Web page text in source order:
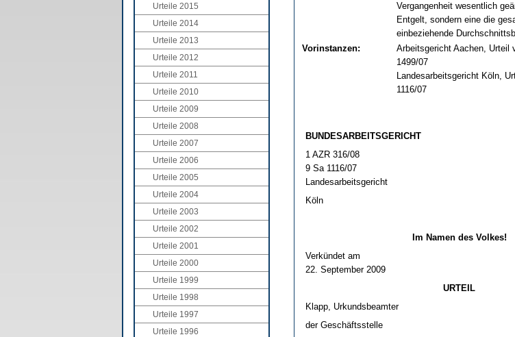
Urteile 2015
Urteile 2014
Urteile 2013
Urteile 2012
Urteile 2011
Urteile 2010
Urteile 2009
Urteile 2008
Urteile 2007
Urteile 2006
Urteile 2005
Urteile 2004
Urteile 2003
Urteile 2002
Urteile 2001
Urteile 2000
Urteile 1999
Urteile 1998
Urteile 1997
Urteile 1996
Vergangenheit wesentlich
Entgelt, sondern eine die
einbeziehende
Vorinstanzen:
Arbeitsgericht Aachen, Urteil
1499/07
Landesarbeitsgericht Köln,
1116/07
BUN­DES­AR­BEITS­GERICHT
1 AZR 316/08
9 Sa 1116/07
Lan­des­ar­beits­ge­richt
Köln
Im Na­men des Vol­kes!
Verkündet am
22. Sep­tem­ber 2009
UR­TEIL
Klapp, Ur­kunds­be­am­ter
der Geschäfts­stel­le